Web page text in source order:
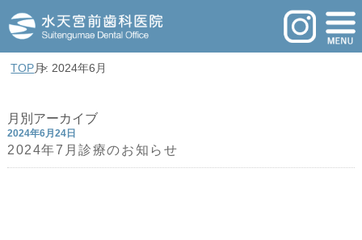
TOP月: 2024年6月
月別アーカイブ
2024年6月24日
2024年7月診療のお知らせ